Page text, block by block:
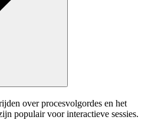
over procesvolgordes en het
populair voor interactieve sessies.